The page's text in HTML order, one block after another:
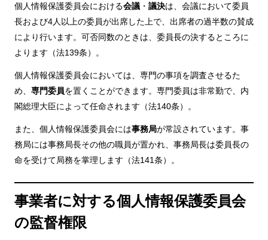
個人情報保護委員会における会議 ・ 議決は、会議において委員
長および4人以上の委員が出席した上で、出席者の過半数の賛成
により行います。可否同数のときは、委員長の決するところに
よります（法139条）。
個人情報保護委員会においては、専門の事項を調査させるた
め、 専門委員を置くことができます。専門委員は非常勤で、内
閣総理大臣によって任命されます（法140条）。
また、個人情報保護委員会には事務局が常設されています。事
務局には事務局長その他の職員が置かれ、事務局長は委員長の
命を受けて局務を掌理します（法141条）。
事業者に対する個人情報保護委員会
の監督権限